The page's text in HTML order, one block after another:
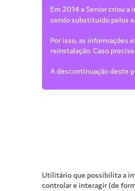
Em 2014 a Senior criou
sendo substituído pelos
Por isso, as informações
reinstalação. Caso
A descontinuação deste
Utilitário que possibilita a
controlar e interagir (de